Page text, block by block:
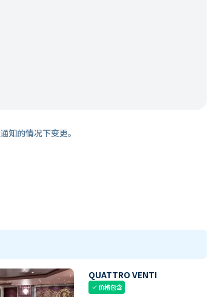
知的情况下变更。
QUATTRO VENTI
check价格包含